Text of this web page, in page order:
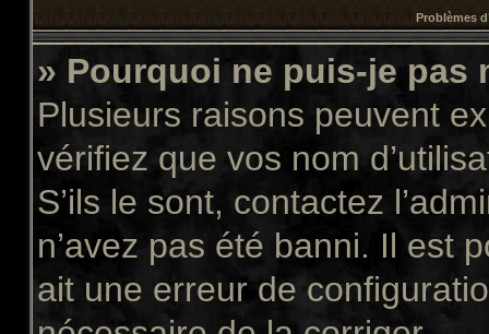
Problèmes
» Pourquoi ne puis-je pas
Plusieurs raisons peuvent
vérifiez que vos nom
S’ils le sont, contactez
n’avez pas été banni. Il est
ait une erreur de